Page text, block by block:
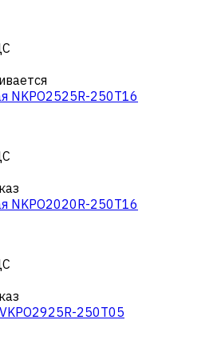
NKPO2525R-250T16
NKPO2020R-250T16
250T05